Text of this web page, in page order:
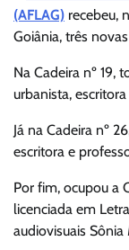
(AFLAG) recebeu,
Goiânia, três
Na Cadeira nº 19,
urbanista, escritora
Já na Cadeira nº
escritora e
Por fim, ocupou a
licenciada em
audiovisuais Sônia